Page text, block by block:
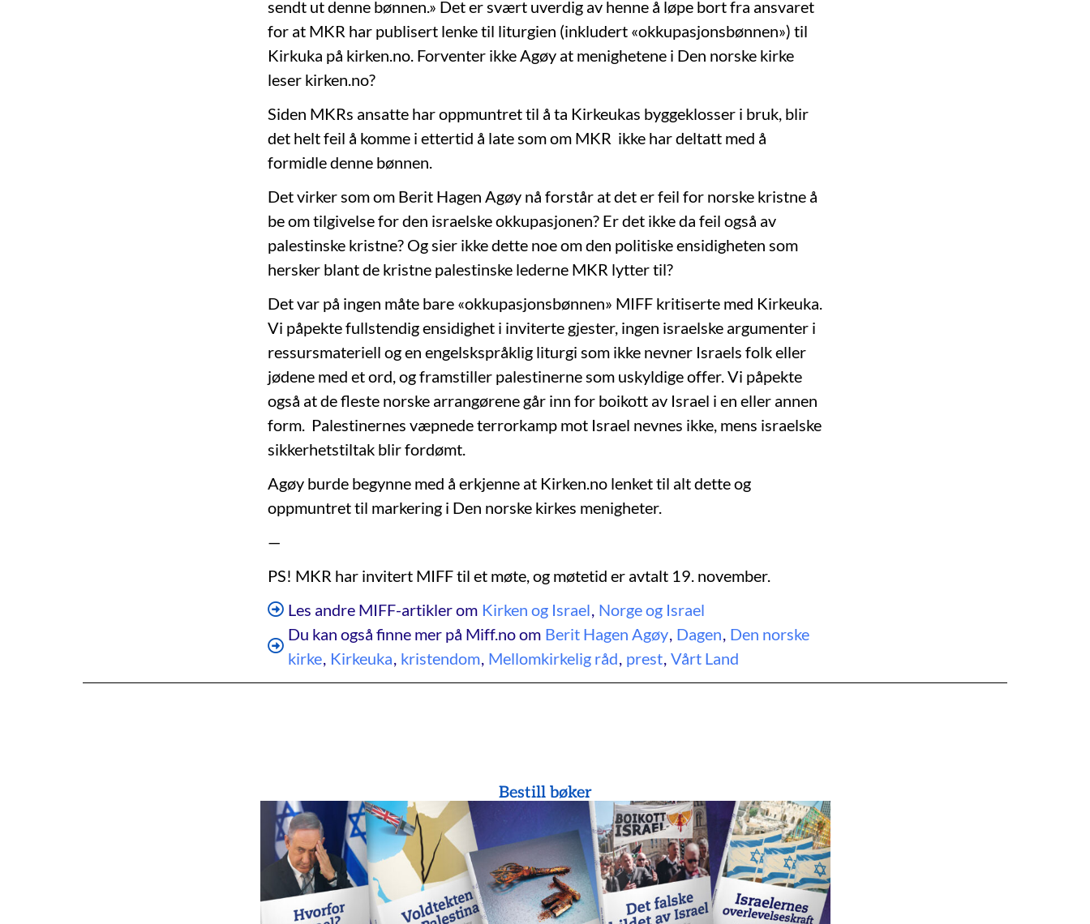
sendt ut denne bønnen.» Det er svært uverdig av henne å løpe bort fra ansvaret
for at MKR har publisert lenke til liturgien (inkludert «okkupasjonsbønnen») til
Kirkuka på kirken.no. Forventer ikke Agøy at menighetene i Den norske kirke
leser kirken.no?
Siden MKRs ansatte har oppmuntret til å ta Kirkeukas byggeklosser i bruk, blir
det helt feil å komme i ettertid å late som om MKR ikke har deltatt med å
formidle denne bønnen.
Det virker som om Berit Hagen Agøy nå forstår at det er feil for norske kristne å
be om tilgivelse for den israelske okkupasjonen? Er det ikke da feil også av
palestinske kristne? Og sier ikke dette noe om den politiske ensidigheten som
hersker blant de kristne palestinske lederne MKR lytter til?
Det var på ingen måte bare «okkupasjonsbønnen» MIFF kritiserte med Kirkeuka.
Vi påpekte fullstendig ensidighet i inviterte gjester, ingen israelske argumenter i
ressursmateriell og en engelskspråklig liturgi som ikke nevner Israels folk eller
jødene med et ord, og framstiller palestinerne som uskyldige offer. Vi påpekte
også at de fleste norske arrangørene går inn for boikott av Israel i en eller annen
form. Palestinernes væpnede terrorkamp mot Israel nevnes ikke, mens israelske
sikkerhetstiltak blir fordømt.
Agøy burde begynne med å erkjenne at Kirken.no lenket til alt dette og
oppmuntret til markering i Den norske kirkes menigheter.
—
PS! MKR har invitert MIFF til et møte, og møtetid er avtalt 19. november.
Les andre MIFF-artikler om Kirken og Israel, Norge og Israel
Du kan også finne mer på Miff.no om Berit Hagen Agøy, Dagen, Den norske
kirke, Kirkeuka, kristendom, Mellomkirkelig råd, prest, Vårt Land
Bestill bøker